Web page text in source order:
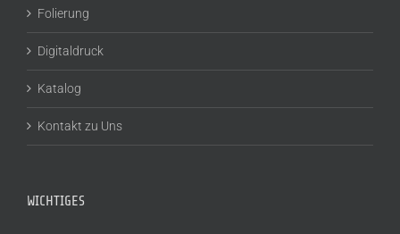
Folierung
Digitaldruck
Katalog
Kontakt zu Uns
WICHTIGES